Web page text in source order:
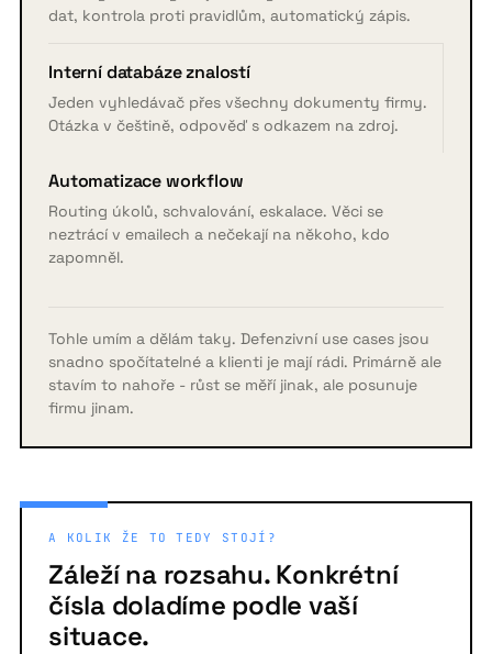
dat, kontrola proti pravidlům, automatický zápis.
Interní databáze znalostí
Jeden vyhledávač přes všechny dokumenty firmy.
Otázka v češtině, odpověď s odkazem na zdroj.
Automatizace workflow
Routing úkolů, schvalování, eskalace. Věci se
neztrácí v emailech a nečekají na někoho, kdo
zapomněl.
Tohle umím a dělám taky. Defenzivní use cases jsou
snadno spočítatelné a klienti je mají rádi. Primárně ale
stavím to nahoře - růst se měří jinak, ale posunuje
firmu jinam.
A KOLIK ŽE TO TEDY STOJÍ?
Záleží na rozsahu. Konkrétní
čísla doladíme podle vaší
situace.